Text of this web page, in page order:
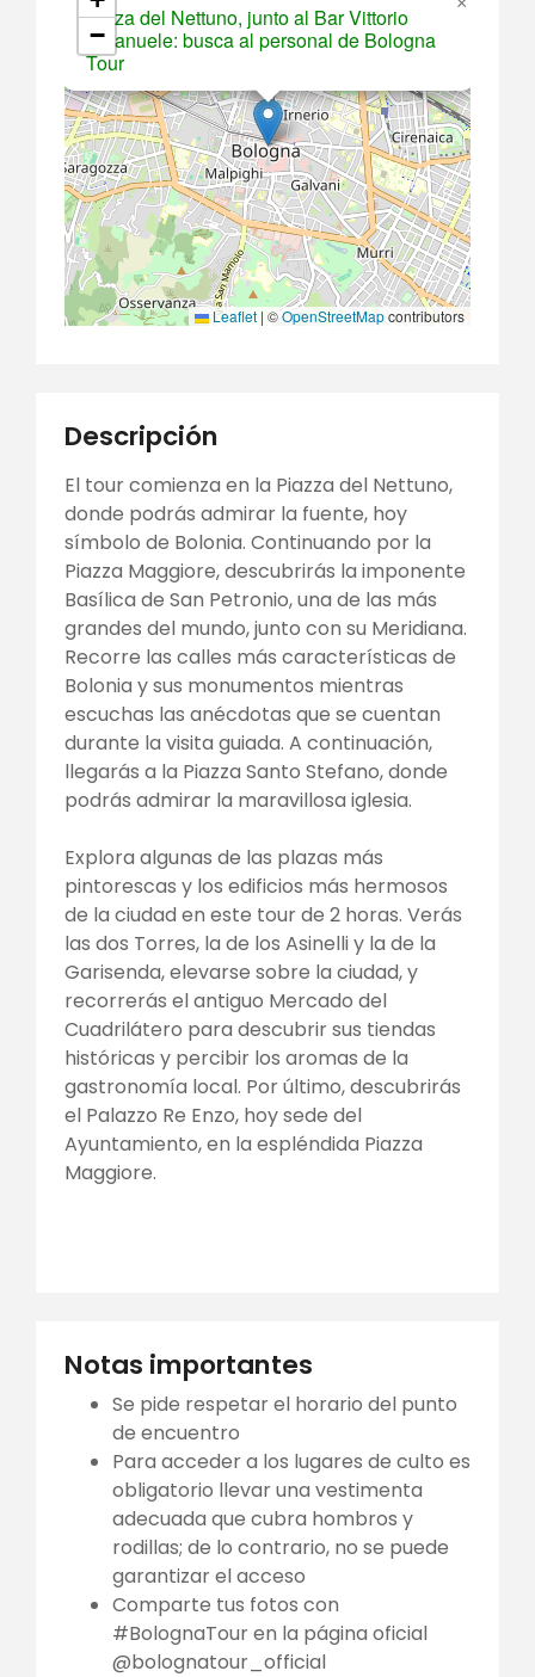
Plaza del Nettuno, junto al Bar Vittorio
Emanuele: busca al personal de Bologna
Tour
−
Leaflet | ©OpenStreetMapcontributors
Descripción
El tour comienza en la Piazza del Nettuno,
donde podrás admirar la fuente, hoy
símbolo de Bolonia. Continuando por la
Piazza Maggiore, descubrirás la imponente
Basílica de San Petronio, una de las más
grandes del mundo, junto con su Meridiana.
Recorre las calles más características de
Bolonia y sus monumentos mientras
escuchas las anécdotas que se cuentan
durante la visita guiada. A continuación,
llegarás a la Piazza Santo Stefano, donde
podrás admirar la maravillosa iglesia.
Explora algunas de las plazas más
pintorescas y los edificios más hermosos
de la ciudad en este tour de 2 horas. Verás
las dos Torres, la de los Asinelli y la de la
Garisenda, elevarse sobre la ciudad, y
recorrerás el antiguo Mercado del
Cuadrilátero para descubrir sus tiendas
históricas y percibir los aromas de la
gastronomía local. Por último, descubrirás
el Palazzo Re Enzo, hoy sede del
Ayuntamiento, en la espléndida Piazza
Maggiore.
Notas importantes
Se pide respetar el horario del punto
de encuentro
Para acceder a los lugares de culto es
obligatorio llevar una vestimenta
adecuada que cubra hombros y
rodillas; de lo contrario, no se puede
garantizar el acceso
Comparte tus fotos con
#BolognaTour en la página oficial
@bolognatour_official